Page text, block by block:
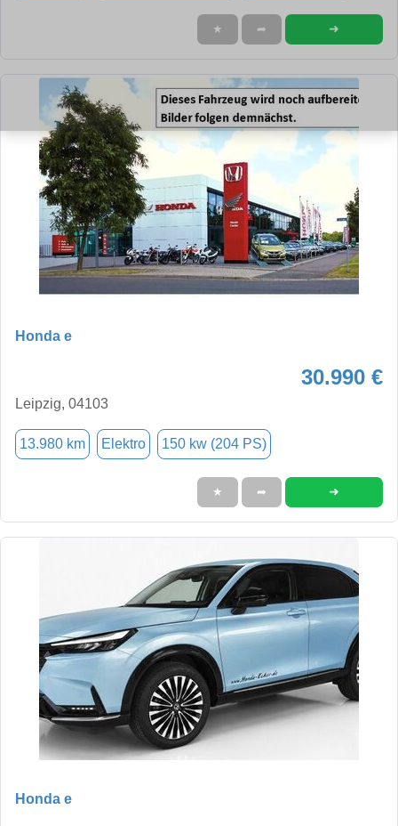
★ ➦ ➜
Honda e
30.990 €
Leipzig, 04103
13.980 km Elektro 150 kw (204 PS)
★ ➦ ➜
Honda e